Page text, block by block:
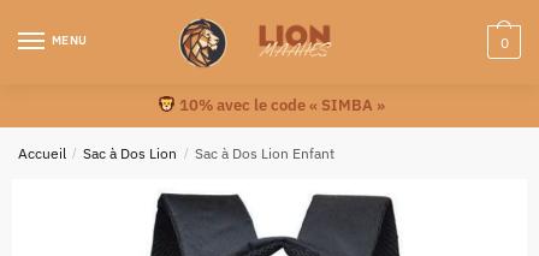
MENU 0
10% avec le code « SIMBA »
Accueil / Sac à Dos Lion / Sac à Dos Lion Enfant